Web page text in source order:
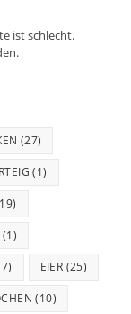
ist schlecht.
(27)
(1)
(1)
EIER (25)
(10)